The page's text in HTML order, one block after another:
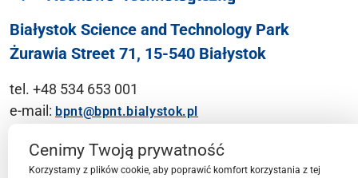
Białystok Science and Technology Park
Żurawia Street 71, 15-540 Białystok
tel. +48 534 653 001
e-mail: bpnt@bpnt.bialystok.pl
Contact
Cenimy Twoją prywatność
Korzystamy z plików cookie, aby poprawić komfort korzystania z tej